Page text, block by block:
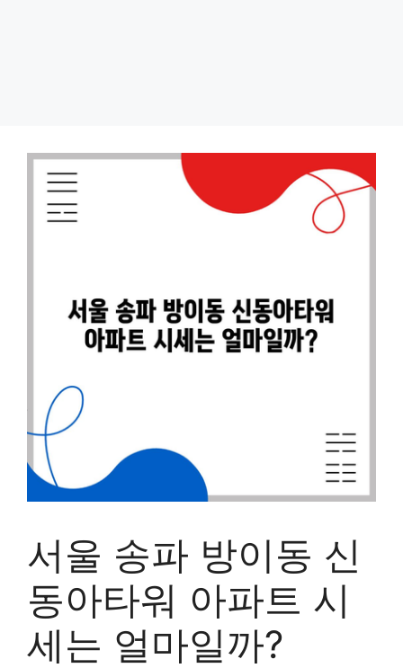
서울 송파 방이동 신
동아타워 아파트 시
세는 얼마일까?